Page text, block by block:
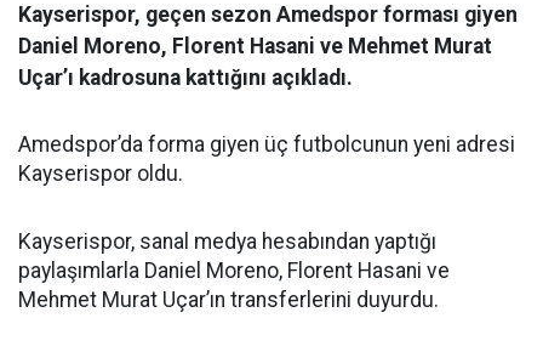
Kayserispor, geçen sezon Amedspor forması giyen
Daniel Moreno, Florent Hasani ve Mehmet Murat
Uçar’ı kadrosuna kattığını açıkladı.
Amedspor’da forma giyen üç futbolcunun yeni adresi
Kayserispor oldu.
Kayserispor, sanal medya hesabından yaptığı
paylaşımlarla Daniel Moreno, Florent Hasani ve
Mehmet Murat Uçar’ın transferlerini duyurdu.